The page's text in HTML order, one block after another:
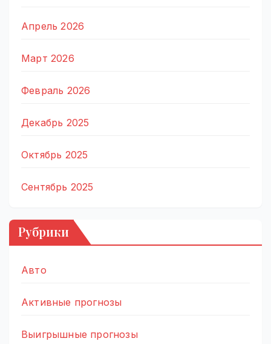
Апрель 2026
Март 2026
Февраль 2026
Декабрь 2025
Октябрь 2025
Сентябрь 2025
Рубрики
Авто
Активные прогнозы
Выигрышные прогнозы